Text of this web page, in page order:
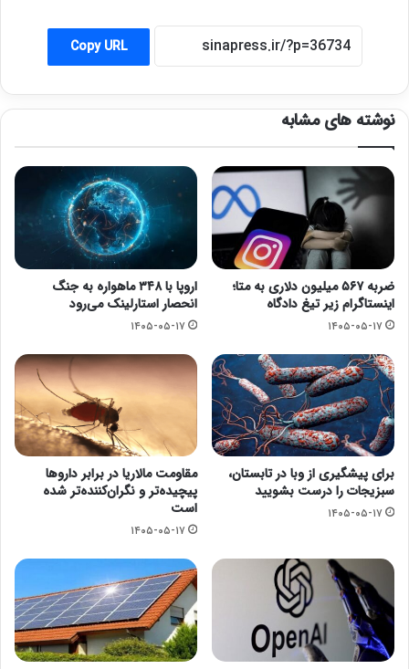
Copy URL
نوشته های مشابه
ضربه ۵۶۷ میلیون دلاری به متا؛
اینستاگرام زیر تیغ دادگاه
۱۴۰۵-۰۵-۱۷
اروپا با ۳۴۸ ماهواره به جنگ
انحصار استارلینک می‌رود
۱۴۰۵-۰۵-۱۷
برای پیشگیری از وبا در تابستان،
سبزیجات را درست بشویید
۱۴۰۵-۰۵-۱۷
مقاومت مالاریا در برابر داروها
پیچیده‌تر و نگران‌کننده‌تر شده
است
۱۴۰۵-۰۵-۱۷